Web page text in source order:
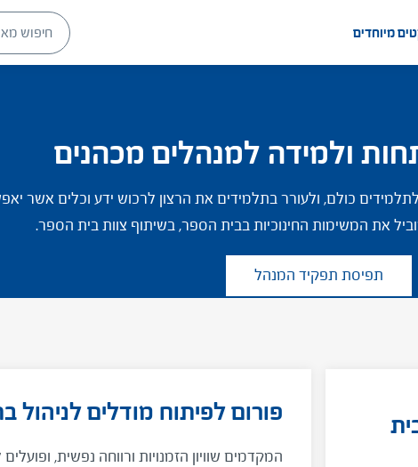
מיוחדים
ולמידה למנהלים מכהנים
כולם, ולעורר בתלמידים את הרצון לרכוש ידע וכלים אשר
את המשימות החינוכיות בבית הספר, בשיתוף צוות בית הספר.
תפיסת תפקיד המנהל
פורום לפיתוח מודלים לניהול
המקדמים שוויון הזמנויות ורווחה נפשית,